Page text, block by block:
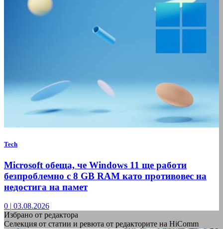
Tech
Microsoft обеща, че Windows 11 ще работи
безпроблемно с 8 GB RAM като противовес на
недостига на памет
0 | 03.08.2026
Избрано от редактора
Селекция от статии и ревюта от редакторите на HiComm